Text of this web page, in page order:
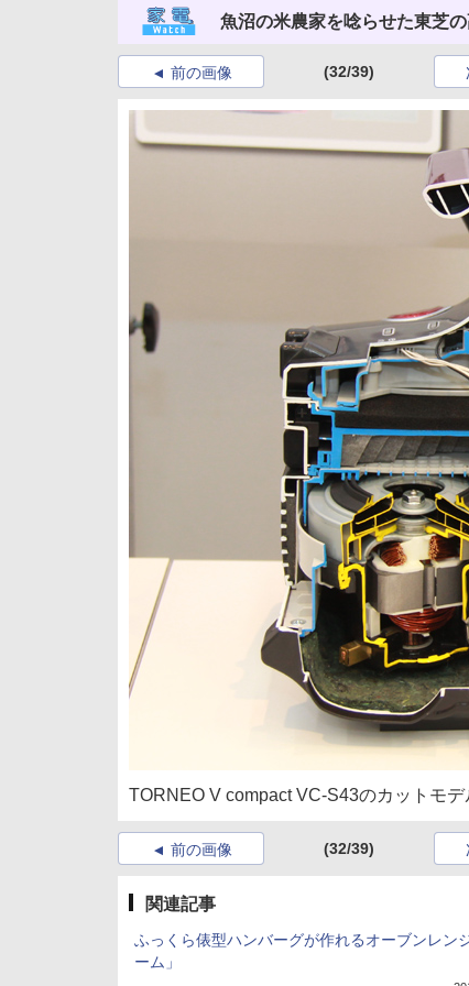
魚沼の米農家を唸らせた東芝
前の画像 (32/39)
TORNEO V compact VC-S43のカットモデ
前の画像 (32/39)
関連記事
ふっくら俵型ハンバーグが作れるオーブンレン
ーム」